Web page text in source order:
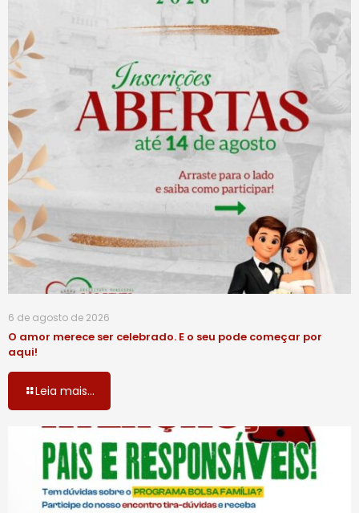
6 de agosto de 2026
O amor merece ser celebrado. E o seu pode começar por
aqui!
Leia mais...